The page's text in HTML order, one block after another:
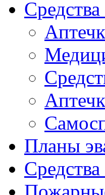
Планы